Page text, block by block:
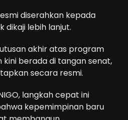
diserahkan kepada
dikaji lebih lanjut.
akhir atas program
berada di tangan senat,
secara resmi.
langkah cepat ini
kepemimpinan baru